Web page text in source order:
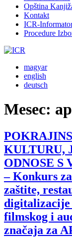
Opština
Kontakt
ICR-
Procedure
magyar
english
deutsch
Mesec:
KULTURU,
ODNOSE S
– Konkurs
zaštite,
filmskog i
značaja za